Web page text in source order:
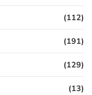
(112)
(191)
(129)
(13)